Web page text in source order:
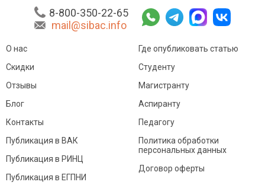
8-800-350-22-65
mail@sibac.info
О нас
Скидки
Отзывы
Блог
Контакты
Где опубликовать статью
Студенту
Магистранту
Аспиранту
Педагогу
Публикация в ВАК
Публикация в РИНЦ
Публикация в ЕГПНИ
Политика обработки
персональных данных
Договор оферты